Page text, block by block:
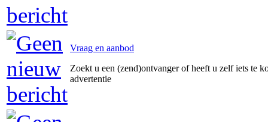
Vraag en aanbod
Zoekt u een (zend)ontvanger of heeft u zelf iets te
advertentie